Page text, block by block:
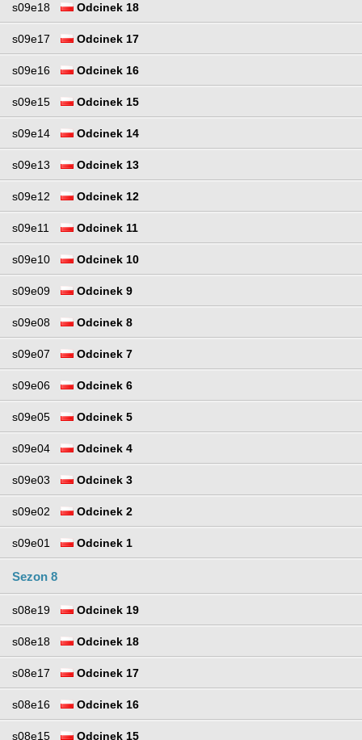
s09e18 Odcinek 18
s09e17 Odcinek 17
s09e16 Odcinek 16
s09e15 Odcinek 15
s09e14 Odcinek 14
s09e13 Odcinek 13
s09e12 Odcinek 12
s09e11 Odcinek 11
s09e10 Odcinek 10
s09e09 Odcinek 9
s09e08 Odcinek 8
s09e07 Odcinek 7
s09e06 Odcinek 6
s09e05 Odcinek 5
s09e04 Odcinek 4
s09e03 Odcinek 3
s09e02 Odcinek 2
s09e01 Odcinek 1
Sezon 8
s08e19 Odcinek 19
s08e18 Odcinek 18
s08e17 Odcinek 17
s08e16 Odcinek 16
s08e15 Odcinek 15